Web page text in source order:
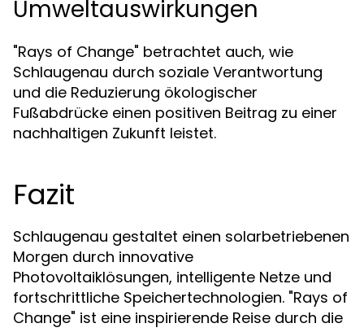
Umweltauswirkungen
"Rays of Change" betrachtet auch, wie
Schlaugenau durch soziale Verantwortung
und die Reduzierung ökologischer
Fußabdrücke einen positiven Beitrag zu einer
nachhaltigen Zukunft leistet.
Fazit
Schlaugenau gestaltet einen solarbetriebenen
Morgen durch innovative
Photovoltaiklösungen, intelligente Netze und
fortschrittliche Speichertechnologien. "Rays of
Change" ist eine inspirierende Reise durch die